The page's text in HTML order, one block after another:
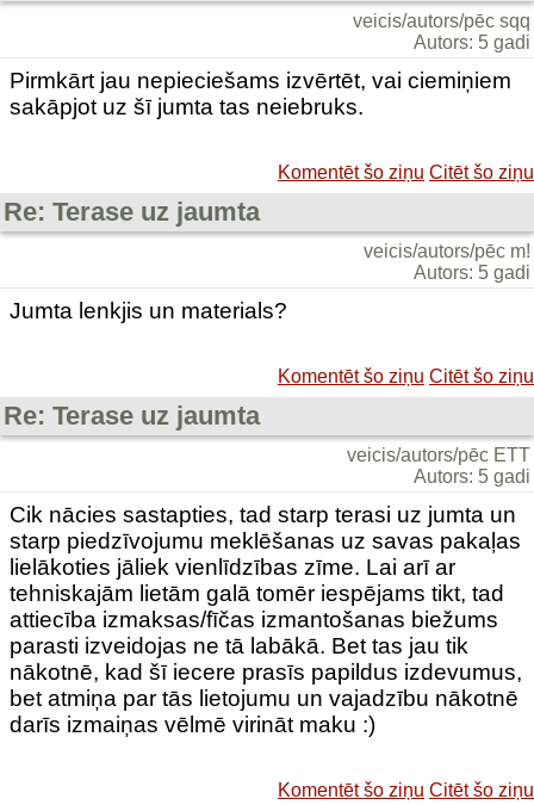
veicis/autors/pēc sqq
Autors: 5 gadi
Pirmkārt jau nepieciešams izvērtēt, vai ciemiņiem
sakāpjot uz šī jumta tas neiebruks.
Komentēt šo ziņu Citēt šo ziņu
Re: Terase uz jaumta
veicis/autors/pēc m!
Autors: 5 gadi
Jumta lenkjis un materials?
Komentēt šo ziņu Citēt šo ziņu
Re: Terase uz jaumta
veicis/autors/pēc ETT
Autors: 5 gadi
Cik nācies sastapties, tad starp terasi uz jumta un
starp piedzīvojumu meklēšanas uz savas pakaļas
lielākoties jāliek vienlīdzības zīme. Lai arī ar
tehniskajām lietām galā tomēr iespējams tikt, tad
attiecība izmaksas/fīčas izmantošanas biežums
parasti izveidojas ne tā labākā. Bet tas jau tik
nākotnē, kad šī iecere prasīs papildus izdevumus,
bet atmiņa par tās lietojumu un vajadzību nākotnē
darīs izmaiņas vēlmē virināt maku :)
Komentēt šo ziņu Citēt šo ziņu